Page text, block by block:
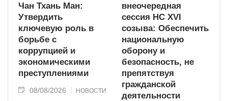
Чан Тхань Ман:
Утвердить
ключевую роль в
борьбе с
коррупцией и
экономическими
преступлениями
08/08/2026 НОВОСТИ
внеочередная
сессия НС XVI
созыва: Обеспечить
национальную
оборону и
безопасность, не
препятствуя
гражданской
деятельности